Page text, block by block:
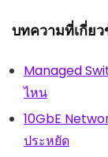
บทความที่เกี่ยว
Managed
ไหน
10GbE
ประหยัด